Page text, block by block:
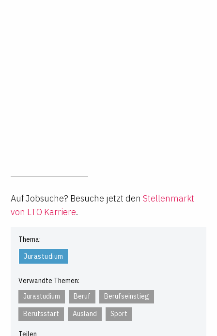
Auf Jobsuche? Besuche jetzt den Stellenmarkt
von LTO Karriere.
Thema:
Jurastudium
Verwandte Themen:
Jurastudium
Beruf
Berufseinstieg
Berufsstart
Ausland Sport
Teilen